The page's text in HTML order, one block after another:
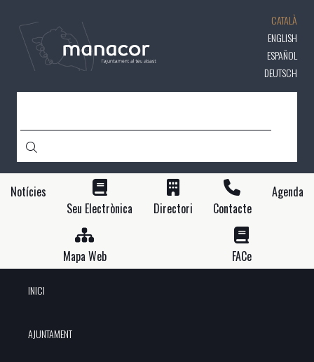
contingut
CATALÀ
ENGLISH
ESPAÑOL
DEUTSCH
Notícies
Seu Electrònica
Directori Contacte
Agenda
Mapa Web FACe
INICI
AJUNTAMENT